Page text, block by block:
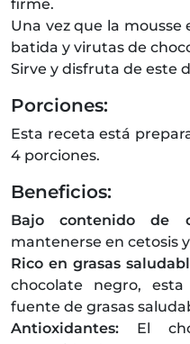
firme.
Una vez que la mousse
batida y virutas de
Sirve y disfruta de este
Porciones:
Esta receta está
4 porciones.
Beneficios:
Bajo contenido de
mantenerse en cetosis
Rico en grasas
chocolate negro,
fuente de grasas
Antioxidantes: El